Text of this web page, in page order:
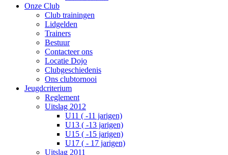
Onze Club
Club trainingen
Lidgelden
Trainers
Bestuur
Contacteer ons
Locatie Dojo
Clubgeschiedenis
Ons clubtornooi
Jeugdcriterium
Reglement
Uitslag 2012
U11 ( -11 jarigen)
U13 ( -13 jarigen)
U15 ( -15 jarigen)
U17 ( - 17 jarigen)
Uitslag 2011